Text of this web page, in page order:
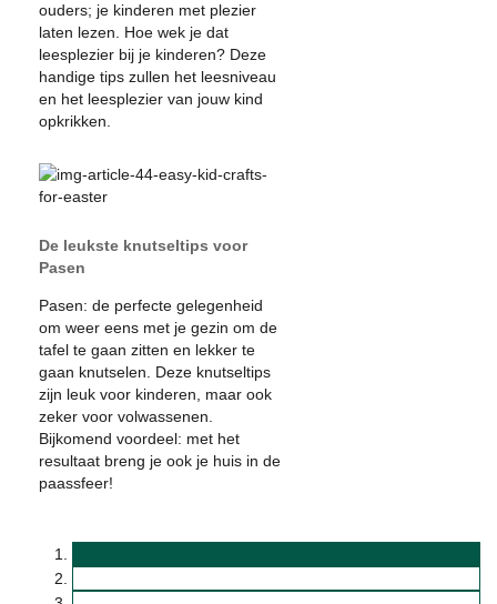
ouders; je kinderen met plezier
laten lezen. Hoe wek je dat
leesplezier bij je kinderen? Deze
handige tips zullen het leesniveau
en het leesplezier van jouw kind
opkrikken.
De leukste knutseltips voor
Pasen
Pasen: de perfecte gelegenheid
om weer eens met je gezin om de
tafel te gaan zitten en lekker te
gaan knutselen. Deze knutseltips
zijn leuk voor kinderen, maar ook
zeker voor volwassenen.
Bijkomend voordeel: met het
resultaat breng je ook je huis in de
paassfeer!